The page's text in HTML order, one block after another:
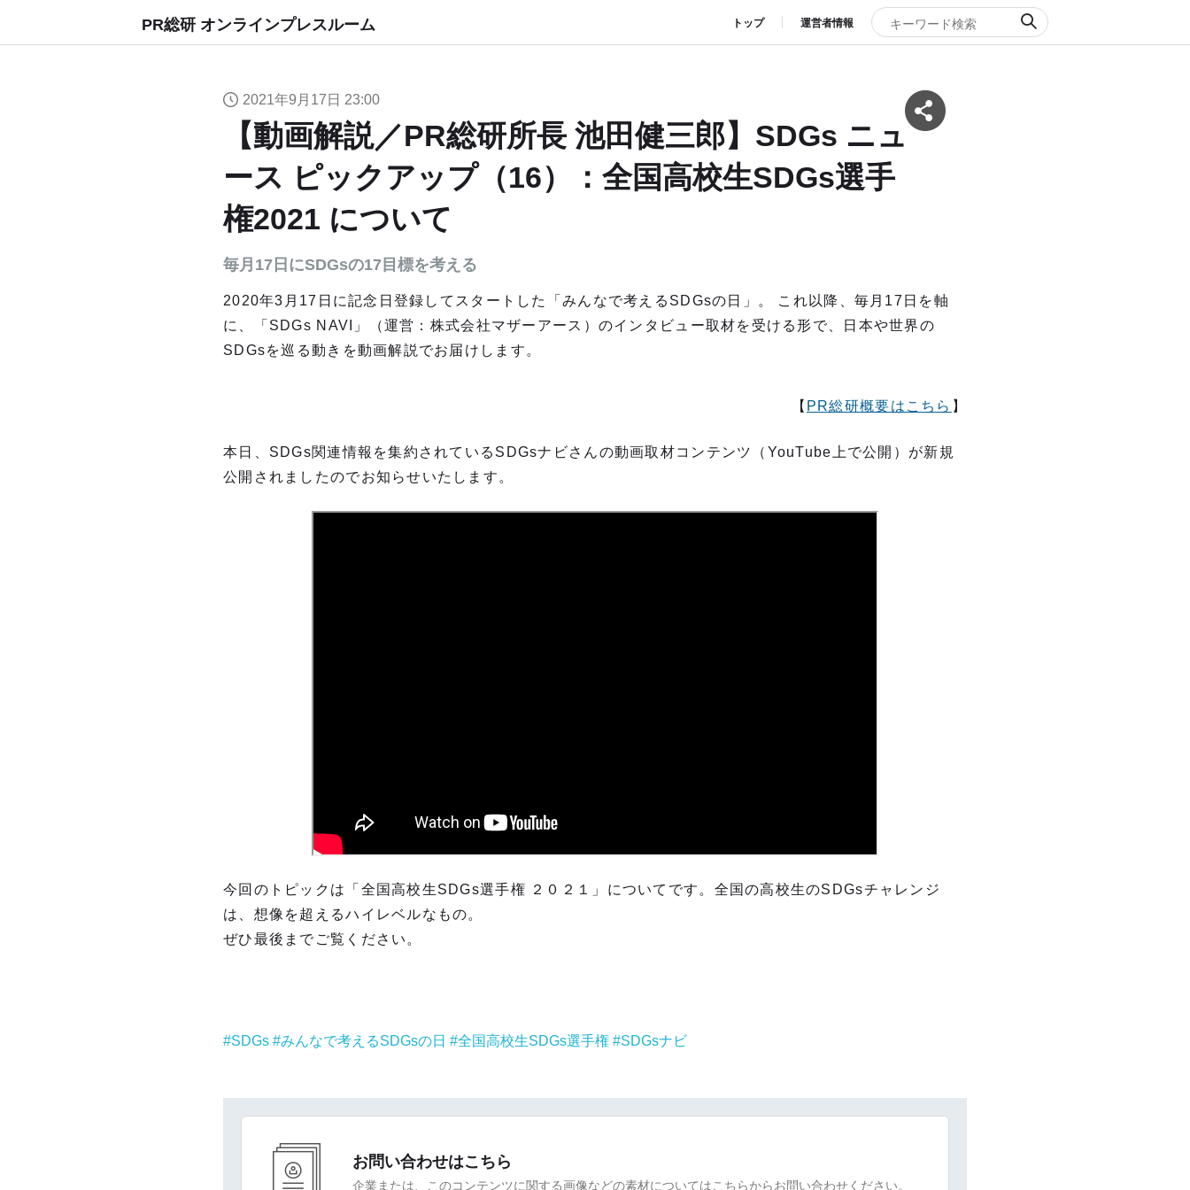
PR総研 オンラインプレスルーム トップ 運営者情報
2021年9月17日 23:00
【動画解説／PR総研所長 池田健三郎】SDGs ニュ
ース ピックアップ（16）：全国高校生SDGs選手
権2021 について
毎月17日にSDGsの17目標を考える
2020年3月17日に記念日登録してスタートした「みんなで考えるSDGsの日」。 これ以降、毎月17日を軸
に、「SDGs NAVI」（運営：株式会社マザーアース）のインタビュー取材を受ける形で、日本や世界の
SDGsを巡る動きを動画解説でお届けします。
【 PR総研概要はこちら 】
本日、SDGs関連情報を集約されているSDGsナビさんの動画取材コンテンツ（YouTube上で公開）が新規
公開されましたのでお知らせいたします。
今回のトピックは「全国高校生SDGs選手権 ２０２１」についてです。全国の高校生のSDGsチャレンジ
は、想像を超えるハイレベルなもの。
ぜひ最後までご覧ください。
SDGs みんなで考えるSDGsの日 全国高校生SDGs選手権 SDGsナビ
お問い合わせはこちら
企業または、このコンテンツに関する画像などの素材についてはこちらからお問い合わせください。